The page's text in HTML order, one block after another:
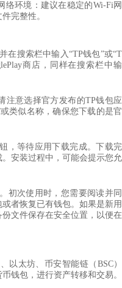
络环境：建议在稳定的Wi-Fi网
完整性。
在搜索栏中输入“TP钱包”或“T
商店，同样在搜索栏中输
注意选择官方发布的TP钱包应
类似名称，确保您下载的是官
，等待应用下载完成。下载完
安装过程中，可能会提示您允
初次使用时，您需要阅读并同
者恢复已有钱包。如果是新用
文件保存在安全位置，以便在
以太坊、币安智能链（BSC）
钱包，进行资产转移和交易。